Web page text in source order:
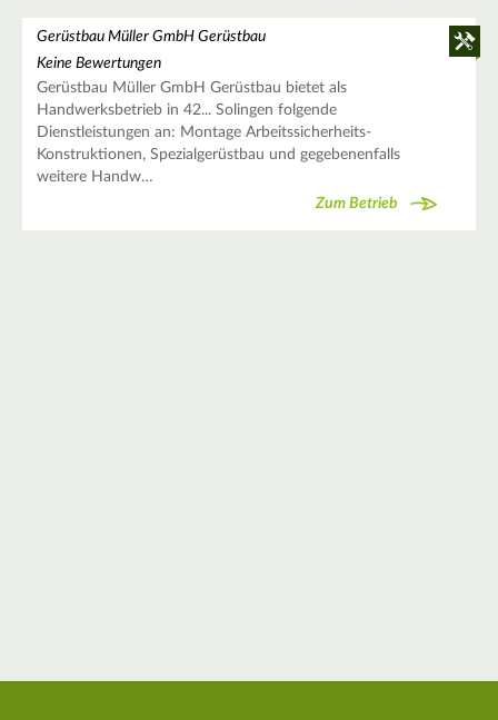
Gerüstbau Müller GmbH Gerüstbau
Keine Bewertungen
Gerüstbau Müller GmbH Gerüstbau bietet als
Handwerksbetrieb in 42... Solingen folgende
Dienstleistungen an: Montage Arbeitssicherheits-
Konstruktionen, Spezialgerüstbau und gegebenenfalls
weitere Handw…
Zum Betrieb